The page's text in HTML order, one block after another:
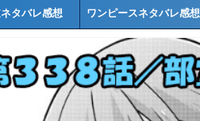
タバレ感想 ワンピースネタバレ感想